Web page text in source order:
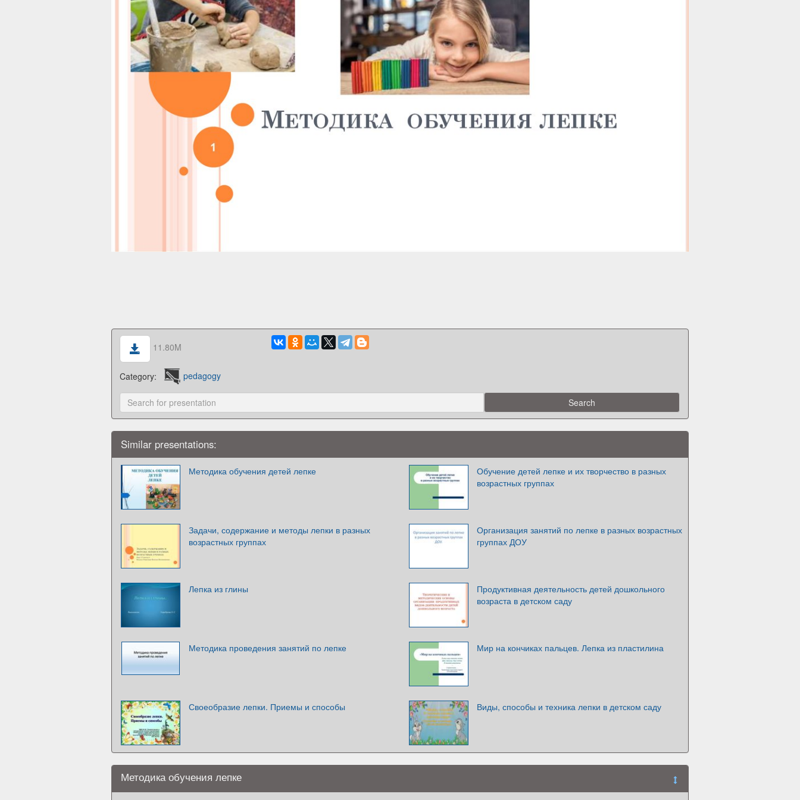
11.80M
Category: pedagogy
Similar presentations:
Методика обучения детей лепке
Обучение детей лепке и их творчество в разных
возрастных группах
Задачи, содержание и методы лепки в разных
возрастных группах
Организация занятий по лепке в разных возрастных
группах ДОУ
Лепка из глины
Продуктивная деятельность детей дошкольного
возраста в детском саду
Методика проведения занятий по лепке Мир на кончиках пальцев. Лепка из пластилина
Своеобразие лепки. Приемы и способы Виды, способы и техника лепки в детском саду
Методика обучения лепке